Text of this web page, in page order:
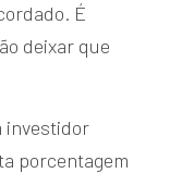
É
deixar que
investidor
porcentagem